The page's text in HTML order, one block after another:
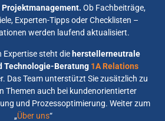
Ob Fachbeiträge,
Experten-Tipps oder Checklisten –
werden laufend aktualisiert.
Expertise steht dieherstellerneutrale
Technologie-Beratung 1A Relations
Das Team unterstützt Sie zusätzlich zu
Themen auch bei kundenorientierter
und Prozessoptimierung. Weiter zum
„Über uns“